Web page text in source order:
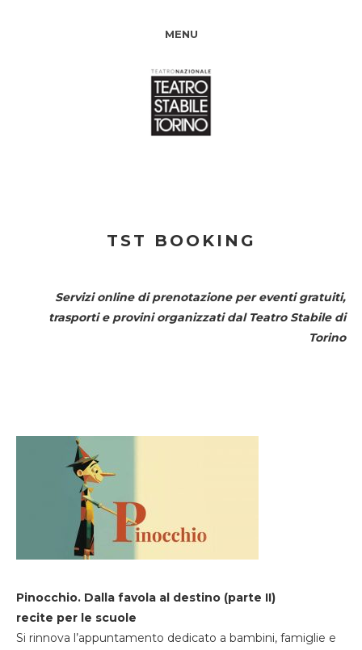
MENU
TST BOOKING
Servizi online di prenotazione per eventi gratuiti,
trasporti e provini organizzati dal Teatro Stabile di
Torino
Pinocchio. Dalla favola al destino (parte II)
recite per le scuole
Si rinnova l’appuntamento dedicato a bambini, famiglie e